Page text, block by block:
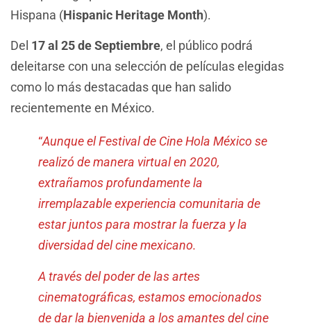
Hispana (Hispanic Heritage Month).
Del 17 al 25 de Septiembre, el público podrá
deleitarse con una selección de películas elegidas
como lo más destacadas que han salido
recientemente en México.
“Aunque el Festival de Cine Hola México se
realizó de manera virtual en 2020,
extrañamos profundamente la
irremplazable experiencia comunitaria de
estar juntos para mostrar la fuerza y la
diversidad del cine mexicano.
A través del poder de las artes
cinematográficas, estamos emocionados
de dar la bienvenida a los amantes del cine